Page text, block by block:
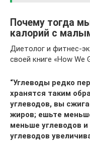
Почему тогда
калорий с
Диетолог и фитнес-
своей книге «How
“Углеводы редко
хранятся таким
углеводов, вы
жиров; ешьте
меньше углеводов
углеводов